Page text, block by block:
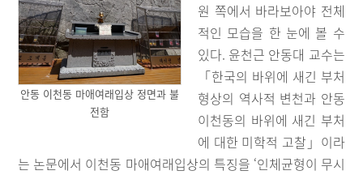
안동 이천동 마애여래입상 정면과 불
전함
원 쪽에서 바라보아야 전체
적인 모습을 한 눈에 볼 수
있다. 윤천근 안동대 교수는
「한국의 바위에 새긴 부처
형상의 역사적 변천과 안동
이천동의 바위에 새긴 부처
에 대한 미학적 고찰」이라
는 논문에서 이천동 마애여래입상의 특징을 ‘인체균형이 무시